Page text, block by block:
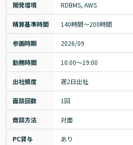
開発環境 RDBMS, AWS
精算基準時間 140時間〜200時間
参画時期 2026/09
勤務時間 10:00～19:00
出社頻度 週2日出社
面談回数 1回
商談方法 対面
PC貸与 あり